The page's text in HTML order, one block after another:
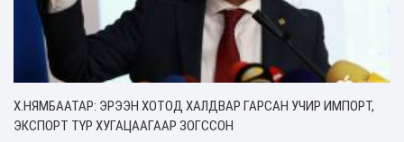
Х.НЯМБААТАР: ЭРЭЭН ХОТОД ХАЛДВАР ГАРСАН УЧИР ИМПОРТ,
ЭКСПОРТ ТҮР ХУГАЦААГААР ЗОГССОН